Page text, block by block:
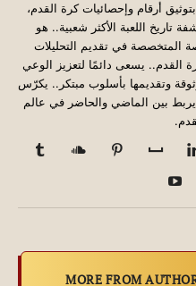
أرقام وإحصائيات كرة القدم،
اللعبة الأكثر شعبية.. هو
المتخصصة في تقديم التحليلات
القدم.. يسعى دائمًا لتعزيز الوعي
وتقديمها بأسلوب مبتكر.. يكرّس
بين الماضي والحاضر في عالم
MORE FROM